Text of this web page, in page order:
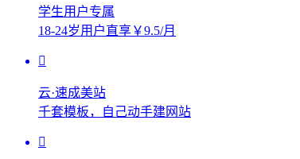
学生用户专属
18-24岁用户直享￥9.5/月
云·速成美站
千套模板，自己动手建网站